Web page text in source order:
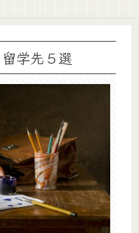
学先５選